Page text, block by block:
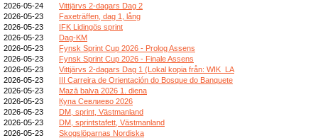
2026-05-24
Vittjärvs 2-dagars Dag 2
2026-05-23
Faxeträffen, dag 1, lång
2026-05-23
IFK Lidingös sprint
2026-05-23
Dag-KM
2026-05-23
Fynsk Sprint Cup 2026 - Prolog Assens
2026-05-23
Fynsk Sprint Cup 2026 - Finale Assens
2026-05-23
Vittjärvs 2-dagars Dag 1 (Lokal kopia från: WIK_LA
2026-05-23
III Carreira de Orientación do Bosque do Banquete
2026-05-23
Mazā balva 2026 1. diena
2026-05-23
Купа Севлиево 2026
2026-05-23
DM, sprint, Västmanland
2026-05-23
DM, sprintstafett, Västmanland
2026-05-23
Skogslöparnas Nordiska